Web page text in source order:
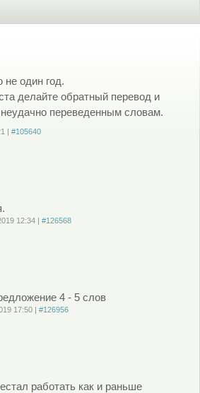
не один год.
делайте обратный перевод и
переведенным словам.
| #105640
12:34| #126568
4 - 5 слов
17:50| #126956
работать как и раньше